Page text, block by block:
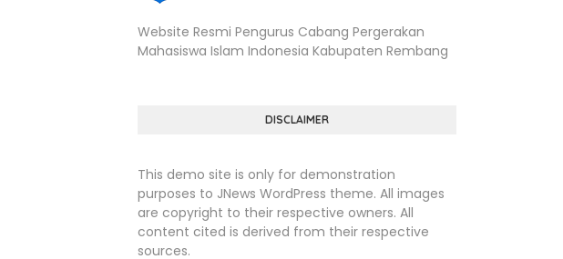
Website Resmi Pengurus Cabang Pergerakan
Mahasiswa Islam Indonesia Kabupaten Rembang
DISCLAIMER
This demo site is only for demonstration
purposes to JNews WordPress theme. All images
are copyright to their respective owners. All
content cited is derived from their respective
sources.